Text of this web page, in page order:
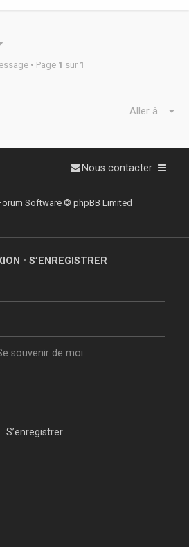
• Page 1 sur 1
Aller à
Nous contacter
Software © phpBB Limited
• S’ENREGISTRER
souvenir de moi
S’enregistrer